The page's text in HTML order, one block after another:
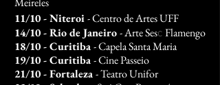
11/10 - Niteroi- Centro de Artes UFF
14/10 - Rio de Janeiro- ArteSesc Flamengo
18/10 - Curitiba- Capela Santa Maria
19/10 - Curitiba- Cine Passeio
21/10 - Fortaleza- Teatro Unifor